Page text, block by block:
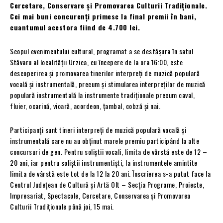
Cercetare, Conservare și Promovarea Culturii Tradiționale.
Cei mai buni concurenți primesc la final premii în bani,
cuantumul acestora fiind de 4.700 lei.
Scopul evenimentului cultural, programat a se desfășura în satul
Stăvaru al localității Urzica, cu începere de la ora 16:00, este
descoperirea și promovarea tinerilor interpreți de muzică populară
vocală și instrumentală, precum și stimularea interpreților de muzică
populară instrumentală la instrumente tradiționale precum caval,
fluier, ocarină, vioară, acordeon, țambal, cobză și nai.
Participanți sunt tineri interpreți de muzică populară vocală şi
instrumentală care nu au obținut marele premiu participând la alte
concursuri de gen. Pentru soliştii vocali, limita de vârstă este de 12 –
20 ani, iar pentru soliştii instrumentişti, la instrumentele amintite
limita de vârstă este tot de la 12 la 20 ani. Înscrierea s-a putut face la
Centrul Județean de Cultură și Artă Olt – Secția Programe, Proiecte,
Impresariat, Spectacole, Cercetare, Conservarea și Promovarea
Culturii Tradiționale până joi, 15 mai.